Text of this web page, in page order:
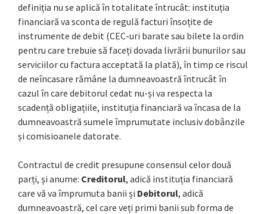
definiția nu se aplică în totalitate întrucât: instituția
financiară va sconta de regulă facturi însoțite de
instrumente de debit (CEC-uri barate sau bilete la ordin
pentru care trebuie să faceți dovada livrării bunurilor sau
serviciilor cu factura acceptată la plată), în timp ce riscul
de neîncasare rămâne la dumneavoastră întrucât în
cazul în care debitorul cedat nu-și va respecta la
scadență obligațiile, instituția financiară va încasa de la
dumneavoastră sumele împrumutate inclusiv dobânzile
și comisioanele datorate.
Contractul de credit presupune consensul celor două
parți, și anume: Creditorul, adică instituția financiară
care vă va împrumuta banii și Debitorul, adică
dumneavoastră, cel care veți primi banii sub forma de